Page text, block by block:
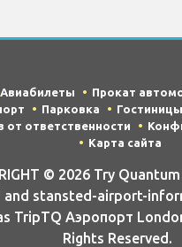
Авиабилеты Прокат
Парковка Гостиницы
от ответственности
Карта сайта
© 2026 Try
and stansted-airport-
TripTQ Аэропорт
Rights Reserved.